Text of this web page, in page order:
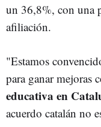
un 36,8%, con una
afiliación.
"Estamos
para ganar mejoras
educativa en
acuerdo catalán no